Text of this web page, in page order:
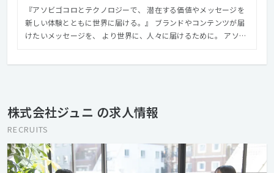
『アソビゴコロとテクノロジーで、 潜在する価値やメッセージを
新しい体験とともに世界に届ける。』 ブランドやコンテンツが届
けたいメッセージを、 より世界に、人々に届けるために。 アソビ
株式会社ジュニ の求人情報
RECRUITS